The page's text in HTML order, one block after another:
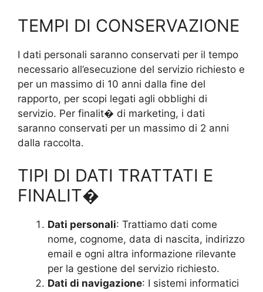
TEMPI DI CONSERVAZIONE
I dati personali saranno conservati per il tempo
necessario all’esecuzione del servizio richiesto e
per un massimo di 10 anni dalla fine del
rapporto, per scopi legati agli obblighi di
servizio. Per finalit� di marketing, i dati
saranno conservati per un massimo di 2 anni
dalla raccolta.
TIPI DI DATI TRATTATI E
FINALIT�
Dati personali: Trattiamo dati come
nome, cognome, data di nascita, indirizzo
email e ogni altra informazione rilevante
per la gestione del servizio richiesto.
Dati di navigazione: I sistemi informatici